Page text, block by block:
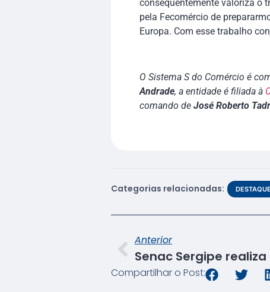
consequentemente valoriza o
pela Fecomércio de
Europa. Com esse trabalho
O Sistema S do Comércio é
Andrade, a entidade é filiada à
comando de José Roberto
Categorias relacionadas:
Anterior
Compartilhar o Post: